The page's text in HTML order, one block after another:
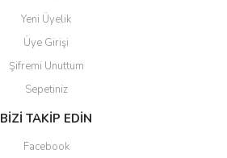
Yeni Üyelik
Üye Girişi
Şifremi Unuttum
Sepetiniz
BİZİ TAKİP EDİN
Facebook